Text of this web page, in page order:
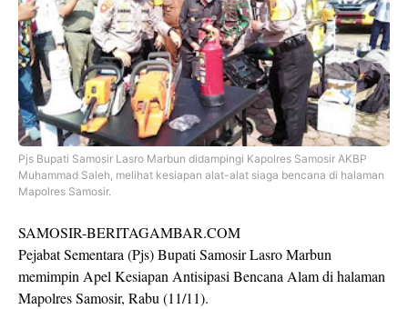
Pjs Bupati Samosir Lasro Marbun didampingi Kapolres Samosir AKBP
Muhammad Saleh, melihat kesiapan alat-alat siaga bencana di halaman
Mapolres Samosir.
SAMOSIR-BERITAGAMBAR.COM
Pejabat Sementara (Pjs) Bupati Samosir Lasro Marbun
memimpin Apel Kesiapan Antisipasi Bencana Alam di halaman
Mapolres Samosir, Rabu (11/11).